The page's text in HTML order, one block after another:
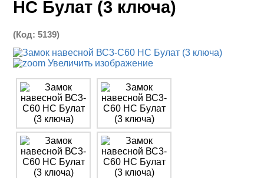
НС Булат (3 ключа)
(Код:5139)
Увеличить изображение